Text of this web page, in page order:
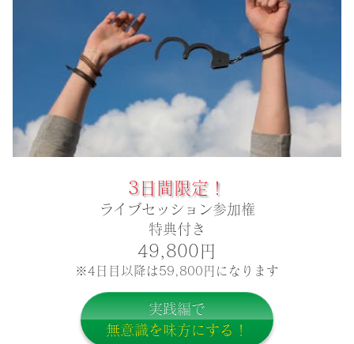
3日間限定！
ライブセッション参加権
特典付き
49,800円
※4日目以降は59,800円になります
実践編で
無意識を味方にする！